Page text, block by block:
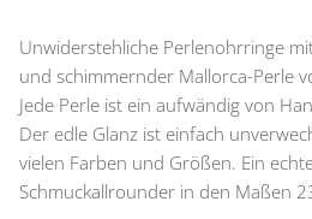
Unwiderstehliche Perlenohrringe
und schimmernder Mallorca-Perle
Jede Perle ist ein aufwändig von
Der edle Glanz ist einfach
vielen Farben und Größen. Ein
Schmuckallrounder in den Maßen